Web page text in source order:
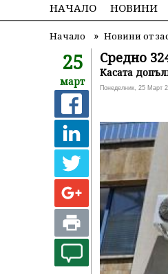
НАЧАЛО НОВИНИ
Начало » Новини от
25
март
Средно
Касата
Понеделник, 25 Март